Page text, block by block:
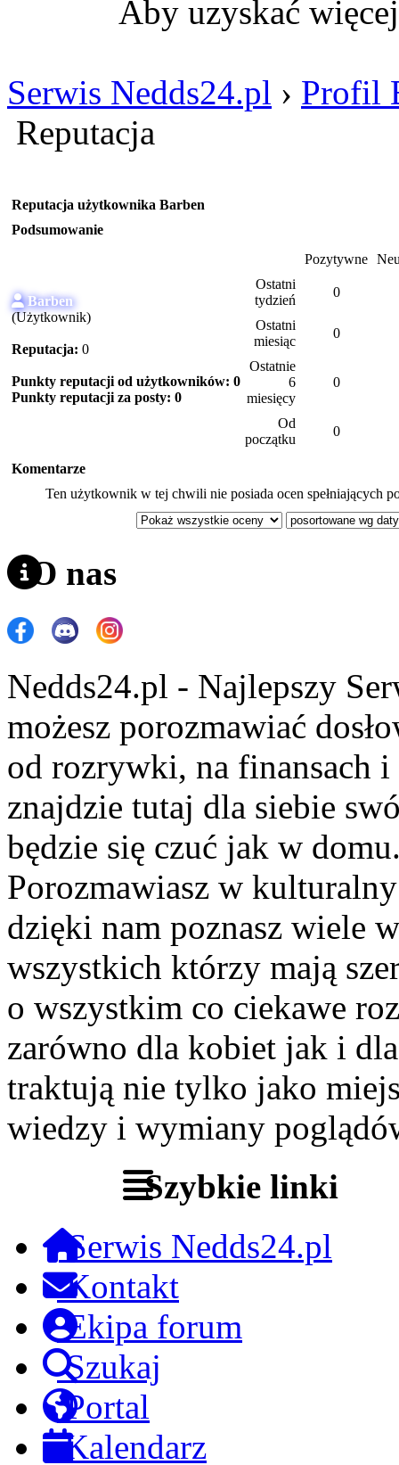
Aby uzyskać
Serwis Nedds24.pl › Profil
Reputacja
Reputacja użytkownika Barben
Podsumowanie
Barben
(Użytkownik)
Reputacja: 0
Punkty reputacji od użytkowników: 0
Punkty reputacji za posty: 0
Pozytywne
Ostatni
tydzień
0
Ostatni
miesiąc
0
Ostatnie
6
miesięcy
0
Od
początku
0
Komentarze
Ten użytkownik w tej chwili nie posiada ocen spełniających
O nas
Nedds24.pl - Najlepszy
możesz porozmawiać
od rozrywki, na finansach
znajdzie tutaj dla siebie
będzie się czuć jak w
Porozmawiasz w
dzięki nam poznasz wiele
wszystkich którzy mają
o wszystkim co ciekawe
zarówno dla kobiet jak i
traktują nie tylko jako
wiedzy i wymiany
Szybkie linki
Serwis Nedds24.pl
Kontakt
Ekipa forum
Szukaj
Portal
Kalendarz